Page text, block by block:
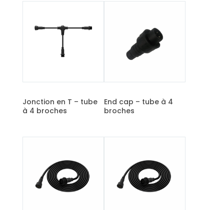
Jonction en T – tube
à 4 broches
End cap – tube à 4
broches